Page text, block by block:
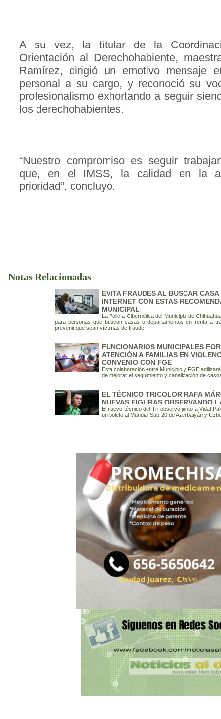
A su vez, la titular de la
Orientación al Derechohabiente,
Ramírez, dirigió un emotivo mensaje
personal a su cargo, y reconoció su
profesionalismo exhortando a seguir
los derechohabientes.
“Nuestro compromiso es seguir
que, en el IMSS, la calidad en la
prioridad”, concluyó.
Notas Relacionadas
EVITA FRAUDES AL BUSCAR CASA
INTERNET CON ESTAS
MUNICIPAL
La Policía Cibernética del Municipio de
para personas que buscan casas o departamentos en renta a
prevenir que sean víctimas de fraude.
FUNCIONARIOS MUNICIPALES
ATENCIÓN A FAMILIAS EN
CONVENIO CON FGE
Esta colaboración entre Municipio y FGE
de mejorar el seguimiento y canalización de
EL TÉCNICO TRICOLOR RAFA
NUEVAS FIGURAS OBSERVANDO
El nuevo técnico del Tri observó junto a Vidal
un boleto al Mundial Sub-20 de Azerbaiyán y